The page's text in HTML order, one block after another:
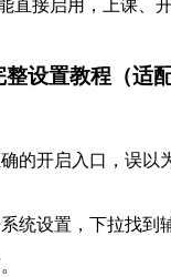
直接启用，上课、
设置教程（适
的开启入口，误
统设置，下拉找到
。